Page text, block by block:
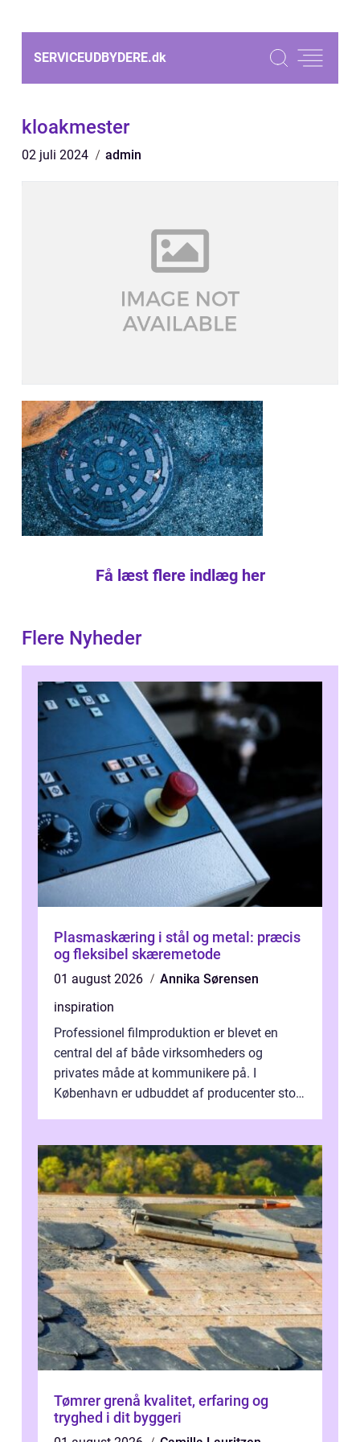
SERVICEUDBYDERE.dk
kloakmester
02 juli 2024 admin
Få læst flere indlæg her
Flere Nyheder
Plasmaskæring i stål og metal: præcis
og fleksibel skæremetode
01 august 2026
Annika Sørensen
inspiration
Professionel filmproduktion er blevet en
central del af både virksomheders og
privates måde at kommunikere på. I
København er udbuddet af producenter stort,
Tømrer grenå kvalitet, erfaring og
tryghed i dit byggeri